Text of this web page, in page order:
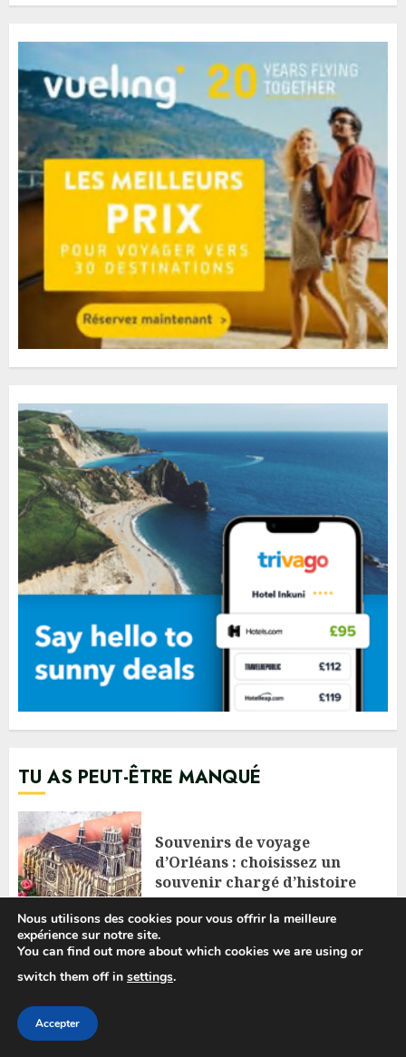
TU AS PEUT-ÊTRE MANQUÉ
Souvenirs de voyage
d’Orléans : choisissez un
souvenir chargé d’histoire
Assurance voyage familiale à
Nous utilisons des cookies pour vous offrir la meilleure
expérience sur notre site.
You can find out more about which cookies we are using or
switch them off in settings.
Accepter